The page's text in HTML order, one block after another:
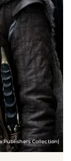
Publishers Collection)